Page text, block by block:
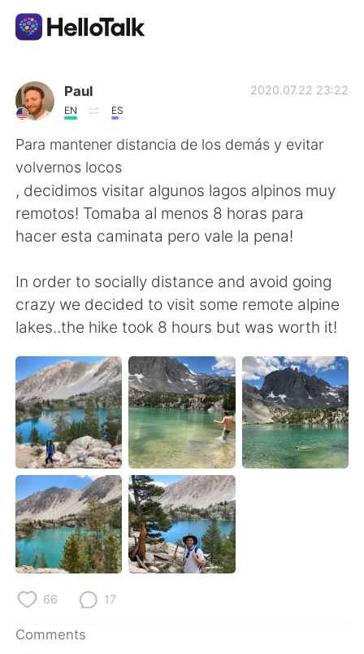
Language Exchange App
AI Grammar Checker
English
简体中文 繁體中文
Español العربية
Français Deutsch
日本語 한국어
Русский ไทย
Indonesia Italiano
Türkçe Tiếng Việt
Português
Paul
EN ES
2020.07.22 23:22
Para mantener distancia de los demás y evitar
volvernos locos
, decidimos visitar algunos lagos alpinos muy
remotos! Tomaba al menos 8 horas para
hacer esta caminata pero vale la pena!
In order to socially distance and avoid going
crazy we decided to visit some remote alpine
lakes..the hike took 8 hours but was worth it!
66 17
Comments